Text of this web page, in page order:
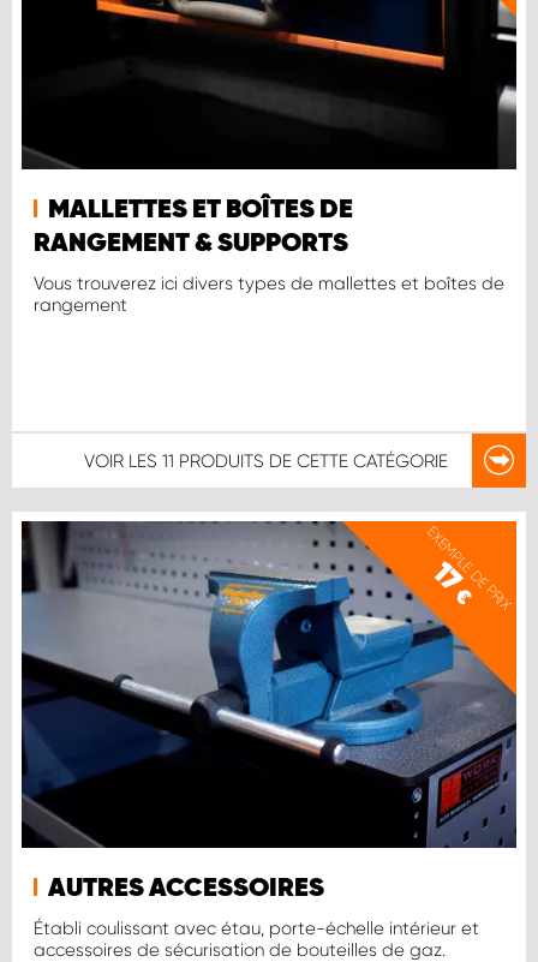
MALLETTES ET BOÎTES DE
RANGEMENT & SUPPORTS
Vous trouverez ici divers types de mallettes et boîtes de
rangement
VOIR LES 11 PRODUITS DE CETTE CATÉGORIE
EXEMPLE DE PRIX
17
€
AUTRES ACCESSOIRES
Établi coulissant avec étau, porte-échelle intérieur et
accessoires de sécurisation de bouteilles de gaz.